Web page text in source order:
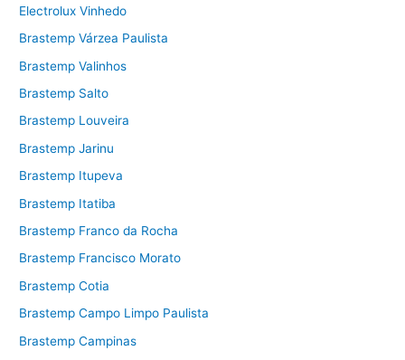
Electrolux Vinhedo
Brastemp Várzea Paulista
Brastemp Valinhos
Brastemp Salto
Brastemp Louveira
Brastemp Jarinu
Brastemp Itupeva
Brastemp Itatiba
Brastemp Franco da Rocha
Brastemp Francisco Morato
Brastemp Cotia
Brastemp Campo Limpo Paulista
Brastemp Campinas